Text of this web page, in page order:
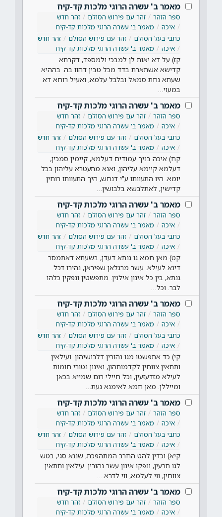
מאמר ב' עשרה הרוגי מלכות קד-קיח
ספר הזהר זהר עם פירוש הסולם
זהר חדש
איכה
מאמר ב' עשרה הרוגי מלכות קד-קיח
כתבי בעל הסולם
זהר עם פירוש הסולם
זהר חדש
איכה
מאמר ב' עשרה הרוגי מלכות קד-קיח
קז) על דא יאות לן למבכי ולמספד, דקרתא
קדישא אשתארת בדד מכל טבין דהוו בה. בההיא
שעתא נחת סמאל ובלבל עלמא, ואעיל רוחא דא
במעוי…
מאמר ב' עשרה הרוגי מלכות קד-קיח
ספר הזהר זהר עם פירוש הסולם
זהר חדש
איכה
מאמר ב' עשרה הרוגי מלכות קד-קיח
כתבי בעל הסולם
זהר עם פירוש הסולם
זהר חדש
איכה
מאמר ב' עשרה הרוגי מלכות קד-קיח
קח) איכה בניך עמודים דעלמא, קיימין סמכין,
דעלמא קיימא עליהון, ואנא מתעטרא עליהון בכל
יומא. היו התעוותו ע"י דנחש, היך התעוותו רוחין
קדישין, לאתלבשא בלבושין…
מאמר ב' עשרה הרוגי מלכות קד-קיח
ספר הזהר זהר עם פירוש הסולם
זהר חדש
איכה
מאמר ב' עשרה הרוגי מלכות קד-קיח
כתבי בעל הסולם
זהר עם פירוש הסולם
זהר חדש
איכה
מאמר ב' עשרה הרוגי מלכות קד-קיח
קט) מאן חמא גו גנתא דעדן, בשעתא דאתמסר
דינא לעילא. עשר מרגלאן שפיראן, נהירו דכל
גנתא, בין כל אינון אילנין. מתפשטין ונפקין כלהו
לבר. וכל…
מאמר ב' עשרה הרוגי מלכות קד-קיח
ספר הזהר זהר עם פירוש הסולם
זהר חדש
איכה
מאמר ב' עשרה הרוגי מלכות קד-קיח
כתבי בעל הסולם
זהר עם פירוש הסולם
זהר חדש
איכה
מאמר ב' עשרה הרוגי מלכות קד-קיח
קי) כד אתפשטו מגו נהורין דלבושיהון. ועילאין
ותתאין צווחין לקדמותהון, ואינון נטורי חומות
לעילא מזדעזעין, וכל חיילי רום שמייא בכאן
ומייללן. מאן חמא לאימנא געת…
מאמר ב' עשרה הרוגי מלכות קד-קיח
ספר הזהר זהר עם פירוש הסולם
זהר חדש
איכה
מאמר ב' עשרה הרוגי מלכות קד-קיח
כתבי בעל הסולם
זהר עם פירוש הסולם
זהר חדש
איכה
מאמר ב' עשרה הרוגי מלכות קד-קיח
קיא) וכדין להט החרב המתהפכת, שננא סגי, בטש
לגו תרעין, ונפקו אינון עשר נהורין. עילאין ותתאין
צווחין, ווי לעלמא, ווי לדרא.…
מאמר ב' עשרה הרוגי מלכות קד-קיח
ספר הזהר זהר עם פירוש הסולם
זהר חדש
איכה
מאמר ב' עשרה הרוגי מלכות קד-קיח